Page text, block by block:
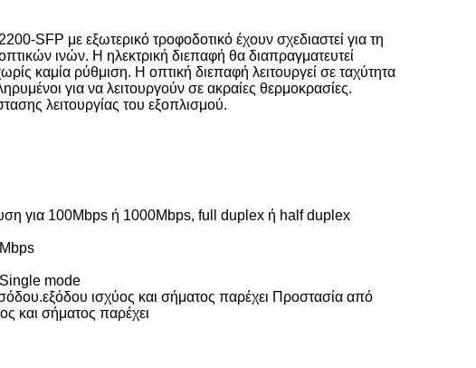
SFP με εξωτερικό τροφοδοτικό έχουν σχεδιαστεί για τη
ινών. Η ηλεκτρική διεπαφή θα διαπραγματευτεί
καμία ρύθμιση. Η οπτική διεπαφή λειτουργεί σε ταχύτητα
για να λειτουργούν σε ακραίες θερμοκρασίες.
λειτουργίας του εξοπλισμού.
για 100Mbps ή 1000Mbps, full duplex ή half duplex
mode
ισχύος και σήματος παρέχει Προστασία από
και σήματος παρέχει